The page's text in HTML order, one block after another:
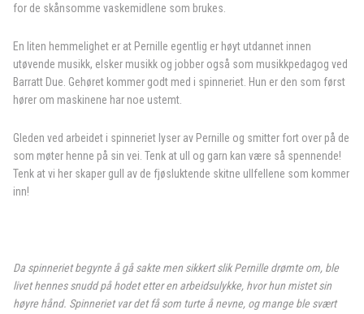
for de skånsomme vaskemidlene som brukes.
En liten hemmelighet er at Pernille egentlig er høyt utdannet innen
utøvende musikk, elsker musikk og jobber også som musikkpedagog ved
Barratt Due. Gehøret kommer godt med i spinneriet. Hun er den som først
hører om maskinene har noe ustemt.
Gleden ved arbeidet i spinneriet lyser av Pernille og smitter fort over på de
som møter henne på sin vei. Tenk at ull og garn kan være så spennende!
Tenk at vi her skaper gull av de fjøsluktende skitne ullfellene som kommer
inn!
Da spinneriet begynte å gå sakte men sikkert slik Pernille drømte om, ble
livet hennes snudd på hodet etter en arbeidsulykke, hvor hun mistet sin
høyre hånd. Spinneriet var det få som turte å nevne, og mange ble svært